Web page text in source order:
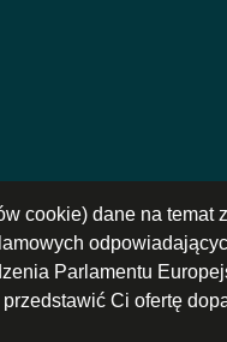
cookie) dane na
Parlamentu
Ci ofertę
Grupy Kapitałowej